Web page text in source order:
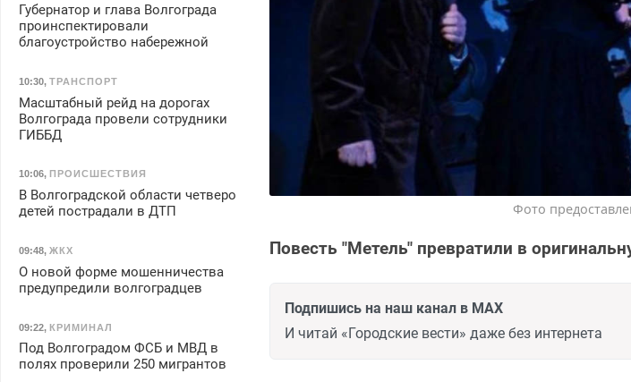
Фото
Повесть "Метель" превратили в
Подпишись на наш канал в MAX
И читай «Городские вести» даже без интернета
Губернатор и глава Волгограда
проинспектировали
благоустройство набережной
10:30, ТРАНСПОРТ
Масштабный рейд на дорогах
Волгограда провели сотрудники
ГИББД
10:06, ПРОИСШЕСТВИЯ
В Волгоградской области четверо
детей пострадали в ДТП
09:48, ЖКХ
О новой форме мошенничества
предупредили волгоградцев
09:22, КРИМИНАЛ
Под Волгоградом ФСБ и МВД в
полях проверили 250 мигрантов